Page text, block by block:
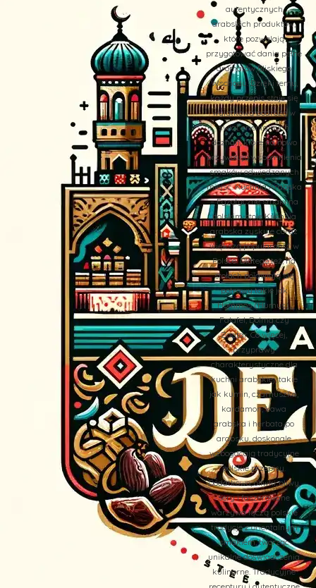
autentycznych
arabskich produktów,
które pozwalają
przygotować dania pełne
aromatów Bliskiego
Wschodu. Dzięki temu,
każdy przepis staje się
wyjątkową podróżą w
świat orientalnych
doznań, które na nowo
przywołują wspomnienia
smaków odwiedzanych
miejsc. Kuchnia Arabska
– Egzotyczne smaki na
polskim stole Kuchnia
arabska zyskuje coraz
większą popularność w
Polsce. Dlatego też, na
stołach pojawiają się
potrawy takie jak
Hommos (Humus),
Falafel, Dolma czy
Zaatar. Co więcej,
przyprawy
charakterystyczne dla
kuchni arabskiej, takie
jak kumin, czarnuszka,
kardamon, kawa
arabska i herbata po
arabsku, doskonale
wzbogacają tradycyjne
polskie przepisy.
Dodatkowo, oliwki, oliwy,
sery i faszerowane
warzywa łączą polskie
tradycje z orientalnym
smakiem, tworząc
unikalne doświadczenia
kulinarne. Tradycyjne